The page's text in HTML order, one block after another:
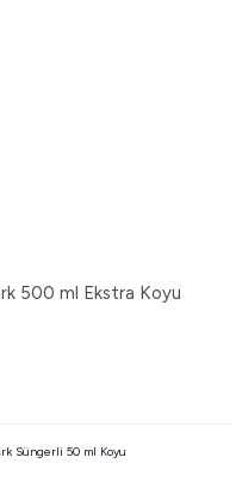
500 ml Ekstra Koyu